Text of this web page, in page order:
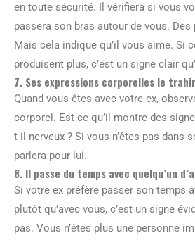
en toute sécurité. Il vérifiera si vous
passera son bras autour de vous.
Mais cela indique qu’il vous aime. Si
produisent plus, c’est un signe clair
7. Ses expressions corporelles le
Quand vous êtes avec votre ex,
corporel. Est-ce qu’il montre des
t-il nerveux ? Si vous n’êtes pas dans
parlera pour lui.
8. Il passe du temps avec quelqu’un
Si votre ex préfère passer son temps
plutôt qu’avec vous, c’est un signe
pas. Vous n’êtes plus une personne